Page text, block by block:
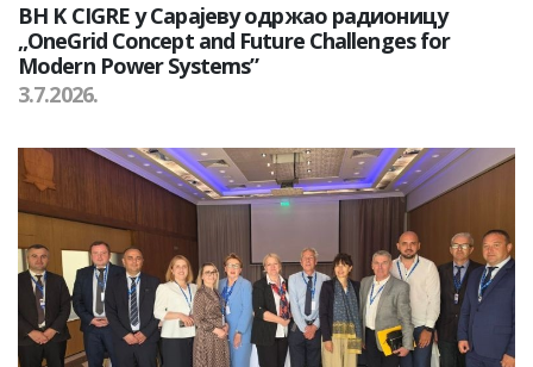
BH K CIGRE у Сарајеву одржао радионицу
„OneGrid Concept and Future Challenges for
Modern Power Systems”
3.7.2026.